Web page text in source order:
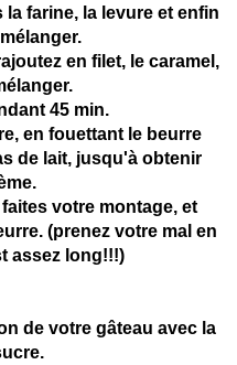
farine, la levure et enfin
en filet, le caramel,
45 min.
en fouettant le beurre
de lait, jusqu'à obtenir
votre montage, et
(prenez votre mal en
assez long!!!)
de votre gâteau avec la